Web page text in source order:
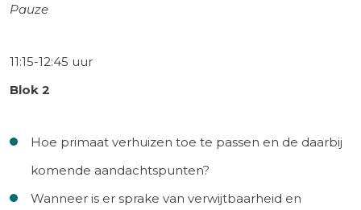
Pauze
11:15-12:45 uur
Blok 2
Hoe primaat verhuizen toe te passen en de daarbij
komende aandachtspunten?
Wanneer is er sprake van verwijtbaarheid en